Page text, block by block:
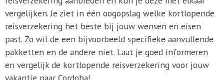
vergelijken. Je ziet in één oogopslag welke kortlopende
reisverzekering het beste bij jouw wensen en eisen
past. Zo wil de een bijvoorbeeld specifieke aanvullende
pakketten en de andere niet. Laat je goed informeren
en vergelijk de kortlopende reisverzekering voor jouw
vakantie naar Cordoba!